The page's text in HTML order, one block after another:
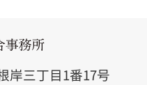
岸三丁目1番17号